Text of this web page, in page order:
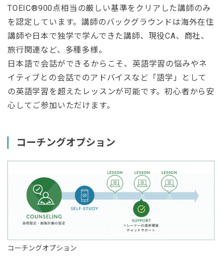
TOEIC®900点相当の厳しい基準をクリアした講師のみ
を認定しています。講師のバックグラウンドは海外在住
講師や日本で独学で学んできた講師、現役CA、商社、
旅行関連など、多種多様。
日本語で会話ができるからこそ、英語学習の悩みやネ
イティブとの会話でのアドバイスなど「語学」として
の英語学習を超えたレッスンが可能です。初心者から安
心してご参加いただけます。
コーチングオプション
コーチングオプション